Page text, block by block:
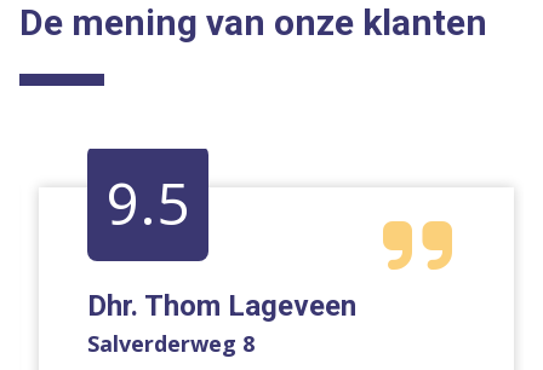
De mening van onze klanten
9.5
Dhr. Thom Lageveen
Salverderweg 8